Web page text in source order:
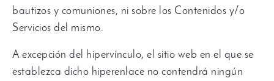
bautizos y comuniones, ni sobre los Contenidos y/o
Servicios del mismo.
A excepción del hipervínculo, el sitio web en el que se
establezca dicho hiperenlace no contendrá ningún